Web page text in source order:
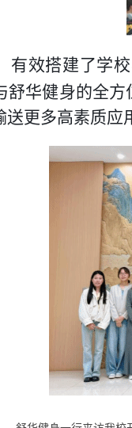
有效搭建了学
华健身的全
更多高素质应